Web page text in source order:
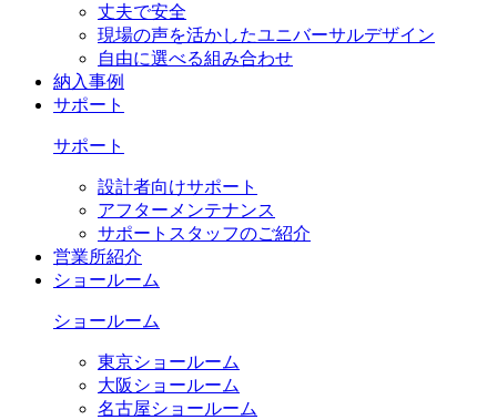
丈夫で安全
現場の声を活かしたユニバーサルデザイン
自由に選べる組み合わせ
納入事例
サポート
サポート
設計者向けサポート
アフターメンテナンス
サポートスタッフのご紹介
営業所紹介
ショールーム
ショールーム
東京ショールーム
大阪ショールーム
名古屋ショールーム